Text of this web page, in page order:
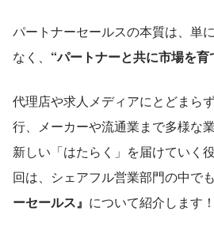
パートナーセールスの本質は、単
なく、 “パートナーと共に市場を育
代理店や求人メディアにとどまら
行、メーカーや流通業まで多様な
新しい「はたらく」を届けていく
回は、シェアフル営業部門の中で
ーセールス』 について紹介します！